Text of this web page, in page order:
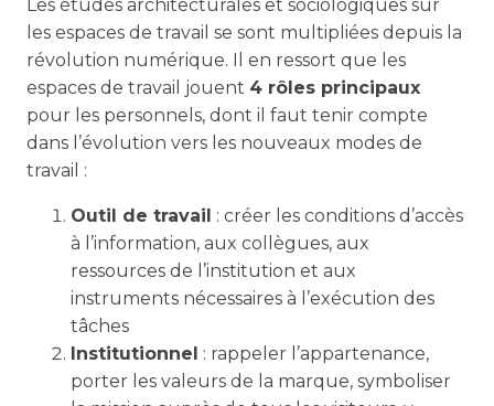
Les études architecturales et sociologiques sur
les espaces de travail se sont multipliées depuis la
révolution numérique. Il en ressort que les
espaces de travail jouent 4 rôles principaux
pour les personnels, dont il faut tenir compte
dans l’évolution vers les nouveaux modes de
travail :
Outil de travail : créer les conditions d’accès
à l’information, aux collègues, aux
ressources de l’institution et aux
instruments nécessaires à l’exécution des
tâches
Institutionnel : rappeler l’appartenance,
porter les valeurs de la marque, symboliser